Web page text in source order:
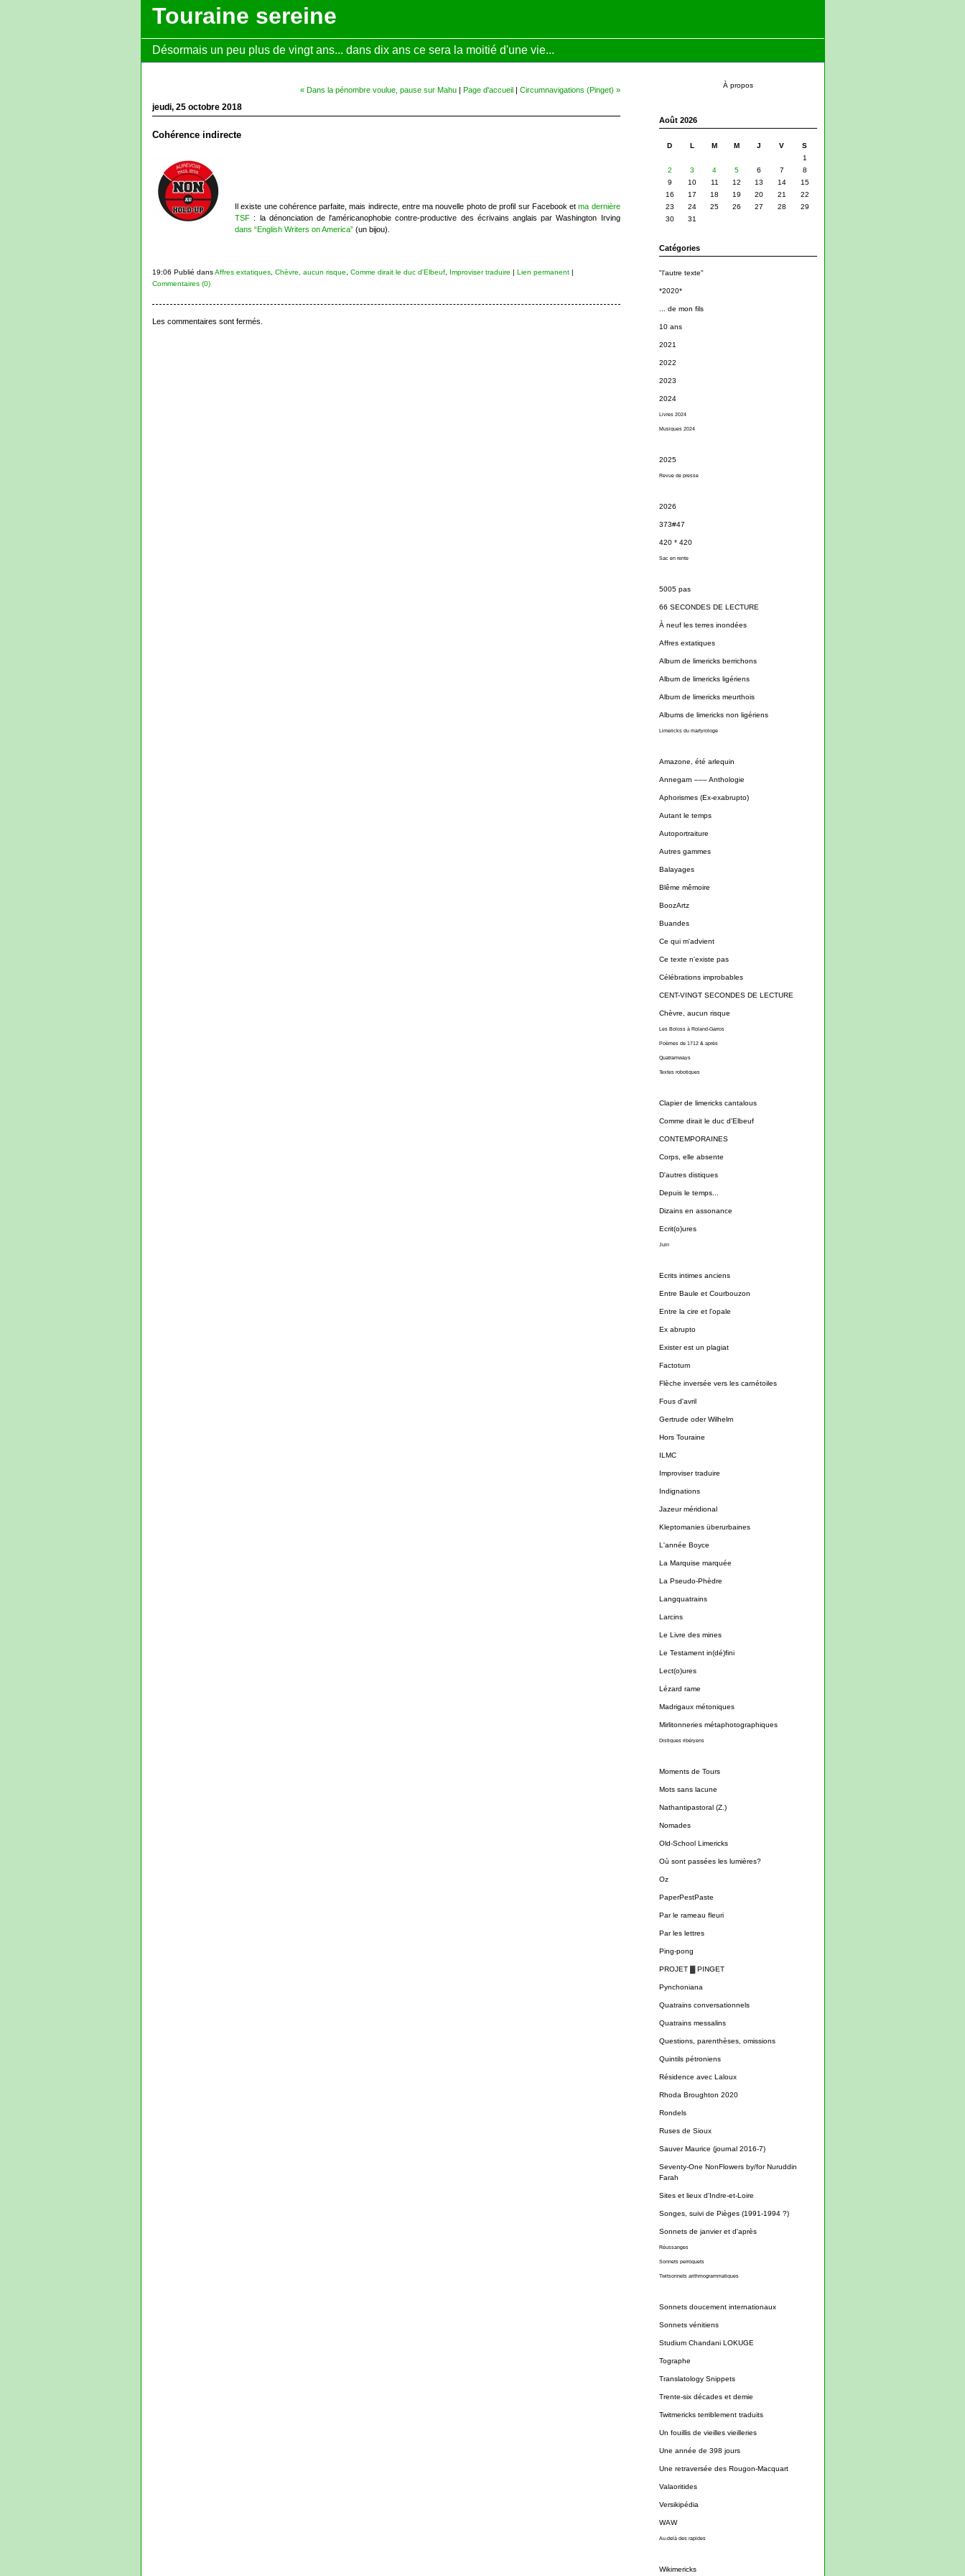
Touraine sereine
Désormais un peu plus de vingt ans... dans dix ans ce sera la moitié d'une vie...
À propos
Août 2026
D L M M J V
S
1
2
3 4 5 6 7
8
9
10 11 12 13 14
15
16
17 18 19 20 21
22
23
24 25 26 27 28
29
30
31
Catégories
"l'autre texte"
*2020*
... de mon fils
10 ans
2021
2022
2023
2024
Livres 2024
Musiques 2024
2025
Revue de presse
2026
373#47
420 * 420
Sac en rente
5005 pas
66 SECONDES DE LECTURE
À neuf les terres inondées
Affres extatiques
Album de limericks berrichons
Album de limericks ligériens
Album de limericks meurthois
Albums de limericks non ligériens
Limericks du martyrologe
Amazone, été arlequin
Annegarn ––– Anthologie
Aphorismes (Ex-exabrupto)
Autant le temps
Autoportraiture
Autres gammes
Balayages
Blême mêmoire
BoozArtz
Buandes
Ce qui m'advient
Ce texte n'existe pas
Célébrations improbables
CENT-VINGT SECONDES DE LECTURE
Chèvre, aucun risque
Les Boloss à Roland-Garros
Poèmes de 1712 & après
Quatramways
Textes robotiques
Clapier de limericks cantalous
Comme dirait le duc d'Elbeuf
CONTEMPORAINES
Corps, elle absente
D'autres distiques
Depuis le temps...
Dizains en assonance
Ecrit(o)ures
Juin
Ecrits intimes anciens
Entre Baule et Courbouzon
Entre la cire et l'opale
Ex abrupto
Exister est un plagiat
Factotum
Flèche inversée vers les carnétoiles
Fous d'avril
Gertrude oder Wilhelm
Hors Touraine
ILMC
Improviser traduire
Indignations
Jazeur méridional
Kleptomanies überurbaines
L'année Boyce
La Marquise marquée
La Pseudo-Phèdre
Langquatrains
Larcins
Le Livre des mines
Le Testament in(dé)fini
Lect(o)ures
Lézard rame
Madrigaux métoniques
Mirlitonneries métaphotographiques
Distiques ribéryens
Moments de Tours
Mots sans lacune
Nathantipastoral (Z.)
Nomades
Old-School Limericks
Où sont passées les lumières?
Oz
PaperPestPaste
Par le rameau fleuri
Par les lettres
Ping-pong
PROJET ▓ PINGET
Pynchoniana
Quatrains conversationnels
Quatrains messalins
Questions, parenthèses, omissions
Quintils pétroniens
Résidence avec Laloux
Rhoda Broughton 2020
Rondels
Ruses de Sioux
Sauver Maurice (journal 2016-7)
Seventy-One NonFlowers by/for Nuruddin
Farah
Sites et lieux d'Indre-et-Loire
Songes, suivi de Pièges (1991-1994 ?)
Sonnets de janvier et d'après
Réussanges
Sonnets perroquets
Twitsonnets arithmogrammatiques
Sonnets doucement internationaux
Sonnets vénitiens
Studium Chandani LOKUGE
Tographe
Translatology Snippets
Trente-six décades et demie
Twitmericks terriblement traduits
Un fouillis de vieilles vieilleries
Une année de 398 jours
Une retraversée des Rougon-Macquart
Valaoritides
Versikipédia
WAW
Au-delà des rapides
Wikimericks
« Dans la pénombre voulue, pause sur Mahu| Page d'accueil| Circumnavigations (Pinget) »
jeudi, 25 octobre 2018
Cohérence indirecte
Il existe une cohérence parfaite, mais indirecte, entre ma nouvelle photo de profil sur Facebook etma dernière
TSF : la dénonciation de l'américanophobie contre-productive des écrivains anglais par Washington Irving
dans “English Writers on America”(un bijou).
19:06 Publié dansAffres extatiques, Chèvre, aucun risque Comme dirait le duc d'Elbeuf, Improviser traduire | Lien permanent|
Commentaires (0)
Les commentaires sont fermés.